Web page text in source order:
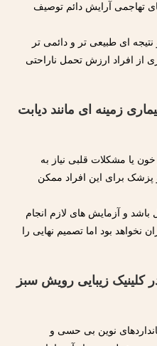
تهاجمی آرایش دائم توصیف
ای طبیعی تر و دائمی تر
از افراد ارزش تحمل ناراحتی
زمینه ای مانند دیابت
یا مشکلات قلبی نیاز به
برای این افراد ممکن
باشد و آزمایش های لازم انجام
بود اما تصمیم نهایی را
کلینیک زیبایی رویش سبز
نوین بی حسی و